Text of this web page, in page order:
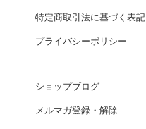
特定商取引法に基づく表記
プライバシーポリシー
ショップブログ
メルマガ登録・解除